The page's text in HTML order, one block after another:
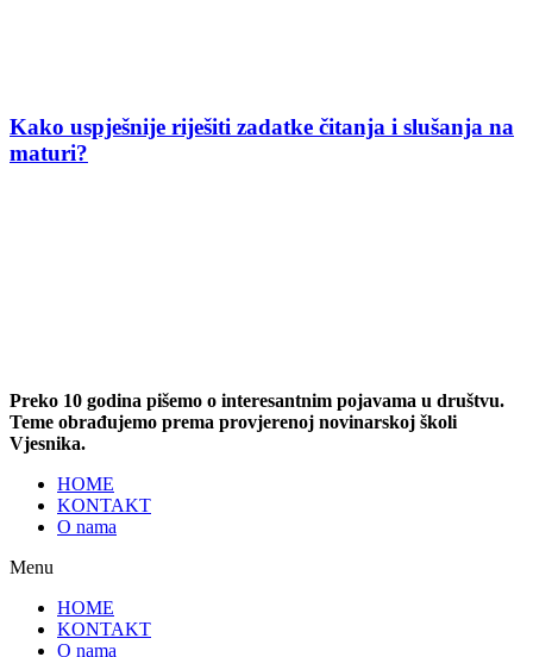
Kako uspješnije riješiti zadatke čitanja i slušanja na
maturi?
Preko 10 godina pišemo o interesantnim pojavama u društvu.
Teme obrađujemo prema provjerenoj novinarskoj školi
Vjesnika.
HOME
KONTAKT
O nama
Menu
HOME
KONTAKT
O nama